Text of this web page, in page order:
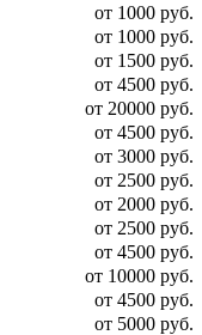
от 1000 руб.
от 1000 руб.
от 1500 руб.
от 4500 руб.
от 20000 руб.
от 4500 руб.
от 3000 руб.
от 2500 руб.
от 2000 руб.
от 2500 руб.
от 4500 руб.
от 10000 руб.
от 4500 руб.
от 5000 руб.